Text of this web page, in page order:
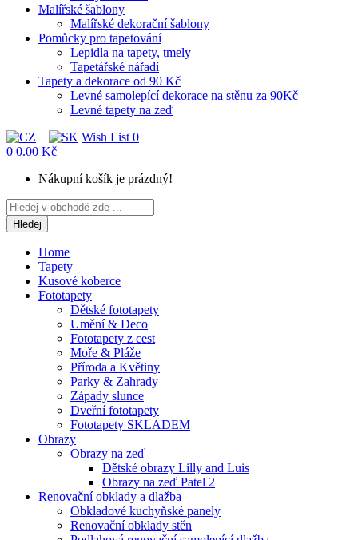
Malířské šablony
Malířské dekorační šablony
Pomůcky pro tapetování
Lepidla na tapety, tmely
Tapetářské nářadí
Tapety a dekorace od 90 Kč
Levné samolepící dekorace na stěnu za 90Kč
Levné tapety na zeď
Wish List 0
0 0.00 Kč
Nákupní košík je prázdný!
Hledej
Home
Tapety
Kusové koberce
Fototapety
Dětské fototapety
Umění & Deco
Fototapety z cest
Moře & Pláže
Příroda a Květiny
Parky & Zahrady
Západy slunce
Dveřní fototapety
Fototapety SKLADEM
Obrazy
Obrazy na zeď
Dětské obrazy Lilly and Luis
Obrazy na zeď Patel 2
Renovační obklady a dlažba
Obkladové kuchyňské panely
Renovační obklady stěn